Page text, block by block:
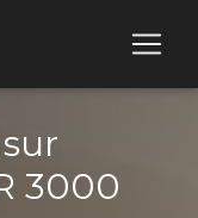
3000